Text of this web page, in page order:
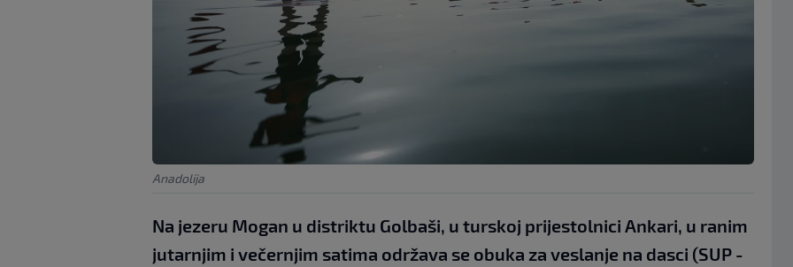
Anadolija
Na jezeru Mogan u distriktu Golbaši, u turskoj prijestolnici Ankari, u ranim
jutarnjim i večernjim satima održava se obuka za veslanje na dasci (SUP -